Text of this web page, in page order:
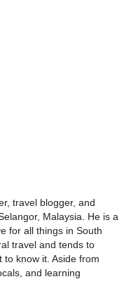
travel blogger, and
Malaysia. He is a
for all things in South
travel and tends to
know it. Aside from
and learning